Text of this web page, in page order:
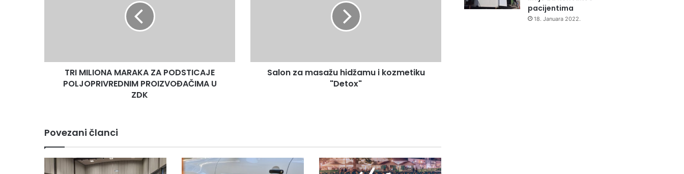
ZDK
TRI MILIONA MARAKA ZA PODSTICAJE
POLJOPRIVREDNIM PROIZVOĐAČIMA U
ZDK
Salon za masažu hidžamu i kozmetiku
"Detox"
Povezani članci
pacijentima
18. Januara 2022.